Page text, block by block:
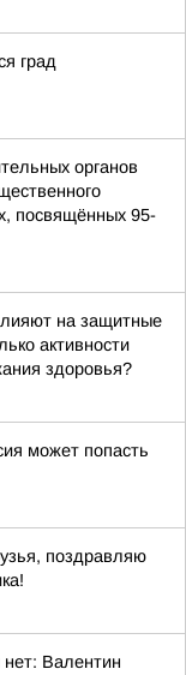
град
органов
посвящённых 95-
на защитные
активности
здоровья?
может попасть
поздравляю
Валентин